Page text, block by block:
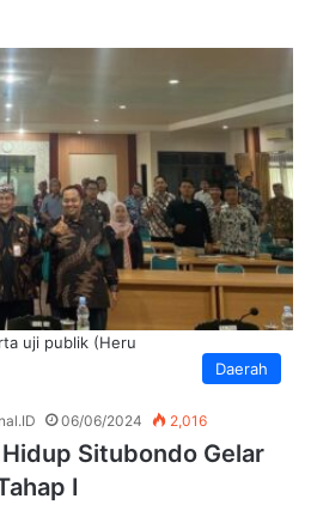
Daerah
uji publik (Heru
06/06/2024 2,016
Situbondo Gelar
I